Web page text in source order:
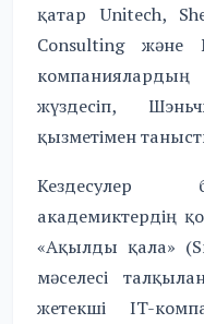
қатар Unitech,
Consulting және
жүздесіп,
қызметімен
Кездесулер
академиктердің
«Ақылды қала»
мәселесі
жетекші IT-